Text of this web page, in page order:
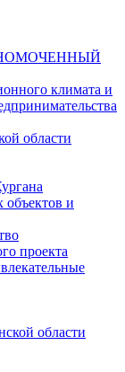
климата и
области
объектов и
проекта
области